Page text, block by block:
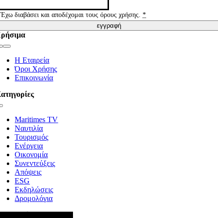
Έχω διαβάσει και αποδέχομαι τους όρους χρήσης.*
εγγραφή
Η Εταιρεία
Όροι Χρήσης
Επικοινωνία
Maritimes TV
Ναυτιλία
Τουρισμός
Ενέργεια
Οικονομία
Συνεντεύξεις
Απόψεις
ESG
Εκδηλώσεις
Δρομολόγια